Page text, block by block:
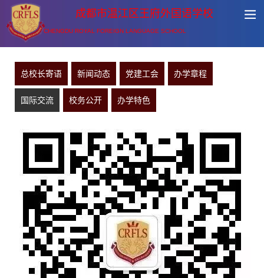
成都市温江区王府外国语学校
CHENGDU ROYAL FOREIGN LANGUAGE SCHOOL
总校长寄语 新闻动态 党建工会 办学章程
国际交流 校务公开 办学特色